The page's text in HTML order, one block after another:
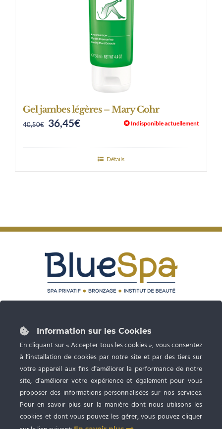
Gel jambes légères – Mary Cohr
40,50€ Original
36,45€Current
Indisponible actuellement
Détails
87 rue du Grand Faubourg 28000 CHARTRES
Ouvert du lundi au samedi de 9h à 20h
Spa privatif, Bronzage UV et Esthétiqueavec RDV
Information sur les Cookies
En cliquant sur « Accepter tous les cookies », vous consentez
à l’installation de cookies par notre site et par des tiers sur
votre appareil aux fins d’améliorer la performance de notre
site, d’améliorer votre expérience et également pour vous
proposer des informations personnalisées sur nos services.
Pour en savoir plus sur la manière dont nous utilisons les
cookies et dont vous pouvez les gérer, vous pouvez cliquer